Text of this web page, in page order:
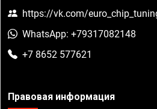
https://vk.com/
WhatsApp: +79317082148
+7 8652 577621
Правовая информация